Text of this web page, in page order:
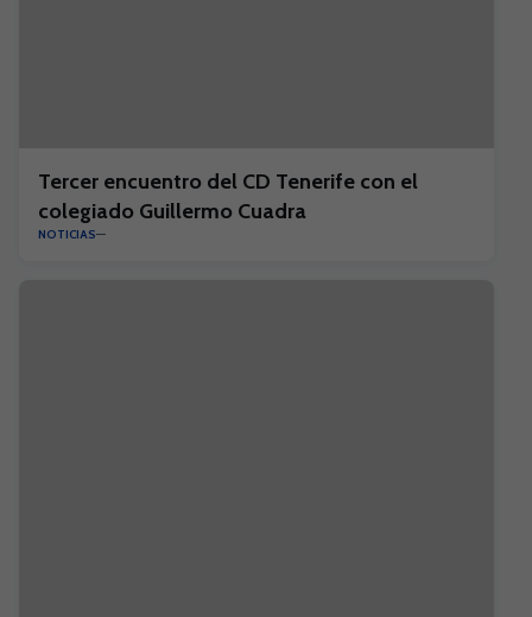
Tercer encuentro del CD Tenerife con el
colegiado Guillermo Cuadra
NOTICIAS